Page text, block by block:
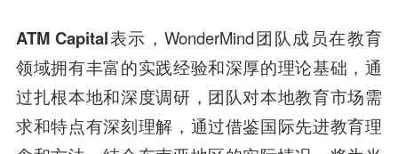
ATM Capital表示 ，WonderMind团队成员在教育
领域拥有丰富的实践经验和深厚的理论基础，通
过扎根本地和深度调研，团队对本地教育市场需
求和特点有深刻理解，通过借鉴国际先进教育理